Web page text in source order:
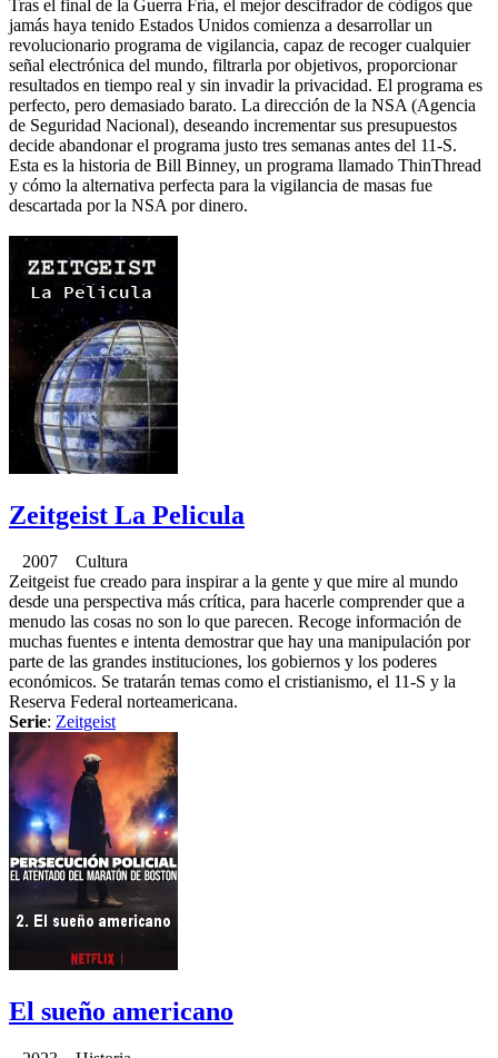
Tras el final de la Guerra Fría, el mejor descifrador de códigos que
jamás haya tenido Estados Unidos comienza a desarrollar un
revolucionario programa de vigilancia, capaz de recoger cualquier
señal electrónica del mundo, filtrarla por objetivos, proporcionar
resultados en tiempo real y sin invadir la privacidad. El programa es
perfecto, pero demasiado barato. La dirección de la NSA (Agencia
de Seguridad Nacional), deseando incrementar sus presupuestos
decide abandonar el programa justo tres semanas antes del 11-S.
Esta es la historia de Bill Binney, un programa llamado ThinThread
y cómo la alternativa perfecta para la vigilancia de masas fue
descartada por la NSA por dinero.
Zeitgeist La Pelicula
2007 Cultura
Zeitgeist fue creado para inspirar a la gente y que mire al mundo
desde una perspectiva más crítica, para hacerle comprender que a
menudo las cosas no son lo que parecen. Recoge información de
muchas fuentes e intenta demostrar que hay una manipulación por
parte de las grandes instituciones, los gobiernos y los poderes
económicos. Se tratarán temas como el cristianismo, el 11-S y la
Reserva Federal norteamericana.
Serie: Zeitgeist
El sueño americano